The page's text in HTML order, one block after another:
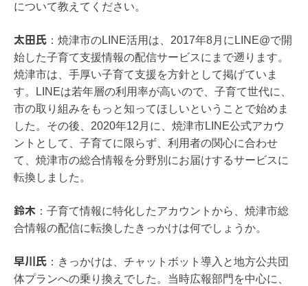
について教えてください。
太田氏 ： 焼津市のLINE活用は、2017年8月にLINE@で開
始した子育て支援情報の配信サービスにまで遡ります。
焼津市は、手厚い子育て支援を方針として掲げていま
す。LINEは若年層の利用率が高いので、子育て世代に、
市の取り組みをもっと知ってほしいということで始めま
した。その後、2020年12月に、焼津市LINE公式アカウ
ントとして、子育てに限らず、利用者の関心に合わせ
て、焼津市の総合情報を分野別にお届けするサービスに
転換しました。
鈴木 ： 子育て情報に特化したアカウントから、焼津市総
合情報の配信に転換したきっかけは何でしょうか。
早川氏 ： きっかけは、チャットボット導入と地方公共団
体プランへの乗り換えでした。当時広報部門を中心に、